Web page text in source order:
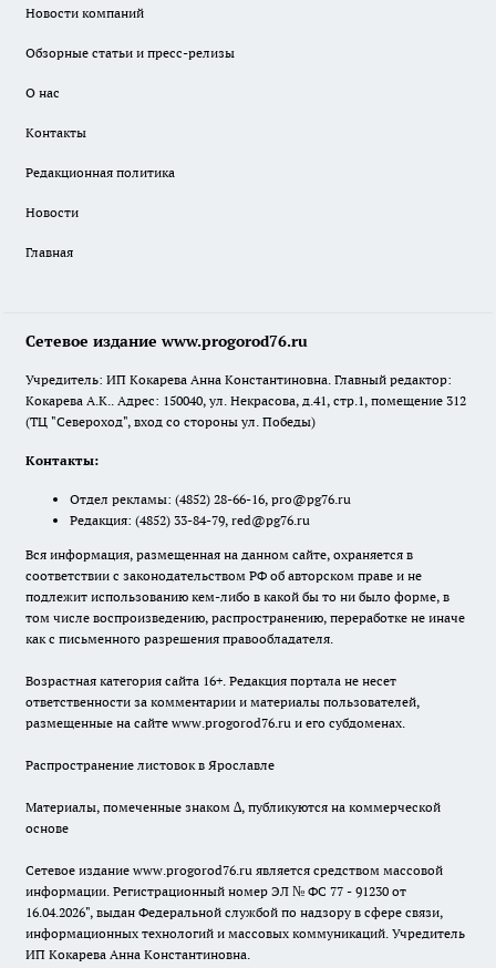
Новости компаний
Обзорные статьи и пресс-релизы
О нас
Контакты
Редакционная политика
Новости
Главная
Сетевое издание www.progorod76.ru
Учредитель: ИП Кокарева Анна Константиновна. Главный редактор:
Кокарева А.К.. Адрес: 150040, ул. Некрасова, д.41, стр.1, помещение 312
(ТЦ "Североход", вход со стороны ул. Победы)
Контакты:
Отдел рекламы: (4852) 28-66-16, pro@pg76.ru
Редакция: (4852) 33-84-79, red@pg76.ru
Вся информация, размещенная на данном сайте, охраняется в
соответствии с законодательством РФ об авторском праве и не
подлежит использованию кем-либо в какой бы то ни было форме, в
том числе воспроизведению, распространению, переработке не иначе
как с письменного разрешения правообладателя.
Возрастная категория сайта 16+. Редакция портала не несет
ответственности за комментарии и материалы пользователей,
размещенные на сайте www.progorod76.ru и его субдоменах.
Распространение листовок в Ярославле
Материалы, помеченные знаком ∆, публикуются на коммерческой
основе
Сетевое издание www.progorod76.ru является средством массовой
информации. Регистрационный номер ЭЛ № ФС 77 - 91230 от
16.04.2026", выдан Федеральной службой по надзору в сфере связи,
информационных технологий и массовых коммуникаций. Учредитель
ИП Кокарева Анна Константиновна.